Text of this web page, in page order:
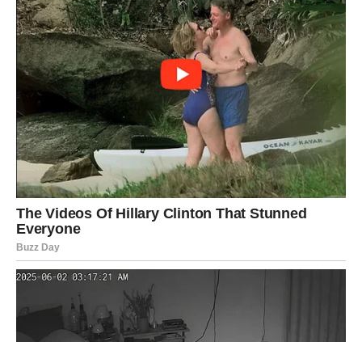
Ova torta je
jednostavnost pripreme i bogatstvo ukusa. Sa samo
nekoliko osnovnih koraka i sastojaka, dobijate desert koji
izgleda impresivno i ostavlja snažan utisak na sve koji ga
probaju.